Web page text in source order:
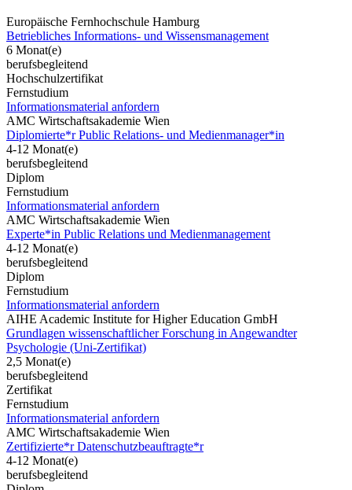
Europäische Fernhochschule Hamburg
Betriebliches Informations- und Wissensmanagement
6 Monat(e)
berufsbegleitend
Hochschulzertifikat
Fernstudium
Informationsmaterial anfordern
AMC Wirtschaftsakademie Wien
Diplomierte*r Public Relations- und Medienmanager*in
4-12 Monat(e)
berufsbegleitend
Diplom
Fernstudium
Informationsmaterial anfordern
AMC Wirtschaftsakademie Wien
Experte*in Public Relations und Medienmanagement
4-12 Monat(e)
berufsbegleitend
Diplom
Fernstudium
Informationsmaterial anfordern
AIHE Academic Institute for Higher Education GmbH
Grundlagen wissenschaftlicher Forschung in Angewandter
Psychologie (Uni-Zertifikat)
2,5 Monat(e)
berufsbegleitend
Zertifikat
Fernstudium
Informationsmaterial anfordern
AMC Wirtschaftsakademie Wien
Zertifizierte*r Datenschutzbeauftragte*r
4-12 Monat(e)
berufsbegleitend